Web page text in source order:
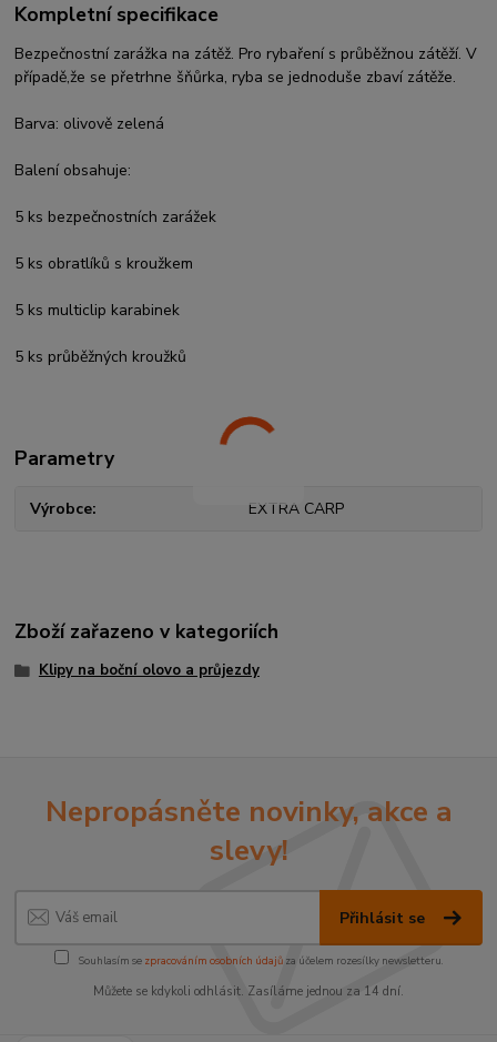
Kompletní specifikace
Bezpečnostní zarážka na zátěž. Pro rybaření s průběžnou zátěží. V
případě,že se přetrhne šňůrka, ryba se jednoduše zbaví zátěže.
Barva: olivově zelená
Balení obsahuje:
5 ks bezpečnostních zarážek
5 ks obratlíků s kroužkem
5 ks multiclip karabinek
5 ks průběžných kroužků
Parametry
Výrobce EXTRA CARP
Zboží zařazeno v kategoriích
Klipy na boční olovo a průjezdy
Nepropásněte novinky, akce a
slevy!
Přihlásit se
Souhlasím se zpracováním osobních údajůza účelem rozesílky newsletteru.
Můžete se kdykoli odhlásit. Zasíláme jednou za 14 dní.